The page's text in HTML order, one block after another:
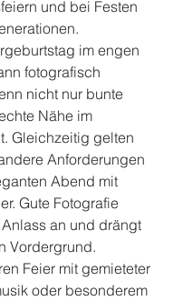
und bei Festen
im engen
fotografisch
nicht nur bunte
Nähe im
Gleichzeitig gelten
Anforderungen
Abend mit
Gute Fotografie
an und drängt
Vordergrund.
Feier mit gemieteter
oder besonderem